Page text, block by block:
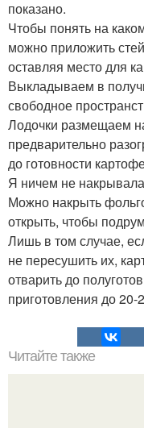
показано.
Чтобы понять на
можно приложить
оставляя место для
Выкладываем в
свободное
Лодочки размещаем
предварительно
до готовности
Я ничем не
Можно накрыть
открыть, чтобы
Лишь в том случае,
не пересушить их,
отварить до
приготовления до 20-
Читайте также